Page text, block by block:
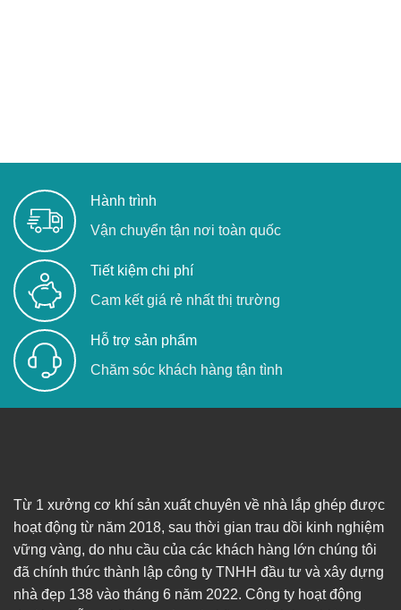
Hành trình
Vận chuyển tận nơi toàn quốc
Tiết kiệm chi phí
Cam kết giá rẻ nhất thị trường
Hỗ trợ sản phẩm
Chăm sóc khách hàng tận tình
Từ 1 xưởng cơ khí sản xuất chuyên về nhà lắp ghép được
hoạt động từ năm 2018, sau thời gian trau dồi kinh nghiệm
vững vàng, do nhu cầu của các khách hàng lớn chúng tôi
đã chính thức thành lập công ty TNHH đầu tư và xây dựng
nhà đẹp 138 vào tháng 6 năm 2022. Công ty hoạt động